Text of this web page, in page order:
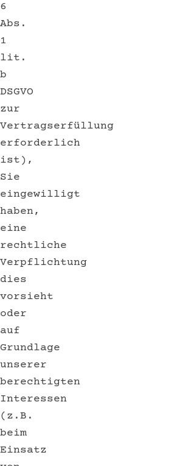
6
Abs.
1
lit.
b
DSGVO
zur
Vertragserfüllung
erforderlich
ist),
Sie
eingewilligt
haben,
eine
rechtliche
Verpflichtung
dies
vorsieht
oder
auf
Grundlage
unserer
berechtigten
Interessen
(z.B.
beim
Einsatz